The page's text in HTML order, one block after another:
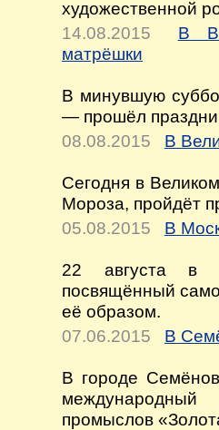
художественной
14.08.2015
В
матрёшки
В минувшую
— прошёл
08.08.2015
В
Сегодня в
Мороза, пройдёт
05.08.2015
В
22 августа в
посвящённый
её образом.
07.06.2015
В
В городе
промыслов